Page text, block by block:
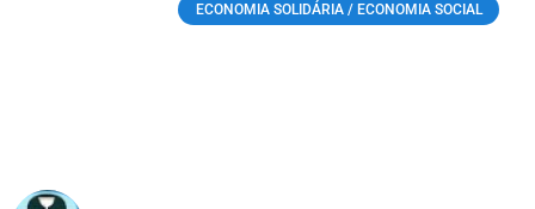
ECONOMIA SOLIDÁRIA / ECONOMIA SOCIAL